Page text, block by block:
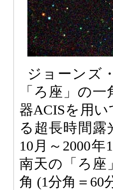
ジョーンズ
「ろ座」の
器ACISを用い
る超長時間露
10月～2000
南天の「ろ座
角 (1分角＝60